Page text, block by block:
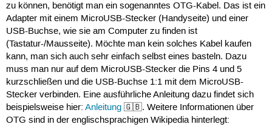
zu können, benötigt man ein sogenanntes OTG-Kabel. Das ist ein
Adapter mit einem MicroUSB-Stecker (Handyseite) und einer
USB-Buchse, wie sie am Computer zu finden ist
(Tastatur-/Mausseite). Möchte man kein solches Kabel kaufen
kann, man sich auch sehr einfach selbst eines basteln. Dazu
muss man nur auf dem MicroUSB-Stecker die Pins 4 und 5
kurzschließen und die USB-Buchse 1:1 mit dem MicroUSB-
Stecker verbinden. Eine ausführliche Anleitung dazu findet sich
beispielsweise hier: Anleitung🇬🇧. Weitere Informationen über
OTG sind in der englischsprachigen Wikipedia hinterlegt: